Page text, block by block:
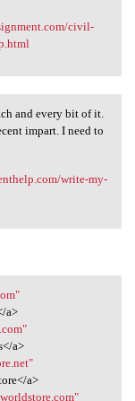
civil-
and every bit of it.
impart. I need to
write-my-
a>
a>
a>